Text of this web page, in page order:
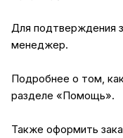
Для подтверждения
менеджер.
Подробнее о том,
разделе «Помощь».
Также оформить